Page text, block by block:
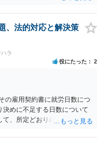
ります。 少人数部署がある
単位での公表にする、結果数
より特定回避に資するかもし
、法的対応と解決策
ラ
役にたった 2
の雇用契約書に就労日数につ
めに不足する日数について
、所定どおりの賃金（民法5
、自分からシフトの希望日